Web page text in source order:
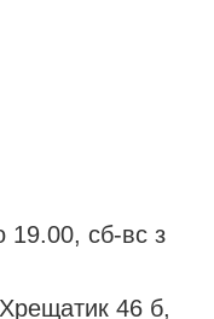
19.00, сб-вс з
46 б,